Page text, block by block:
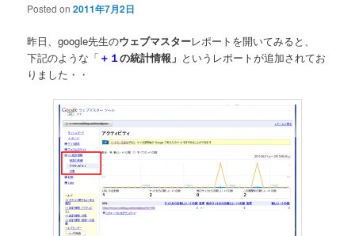
Posted on2011年7月2日
昨日、google先生のウェブマスターレポートを開いてみると、
下記のような「 ＋１の統計情報」 というレポートが追加されてお
りました・・